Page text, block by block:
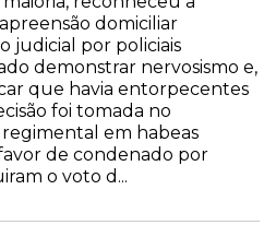
domiciliar
judicial por policiais
demonstrar nervosismo e,
que havia entorpecentes
foi tomada no
em habeas
de condenado por
o voto d...